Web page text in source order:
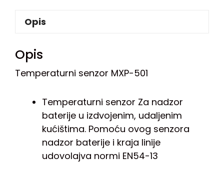
Opis
Opis
Temperaturni senzor MXP-501
Temperaturni senzor Za nadzor
baterije u izdvojenim, udaljenim
kućištima. Pomoću ovog senzora
nadzor baterije i kraja linije
udovolajva normi EN54-13